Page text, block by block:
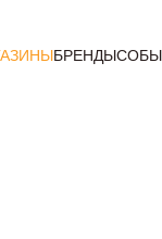
БРЕНДЫ